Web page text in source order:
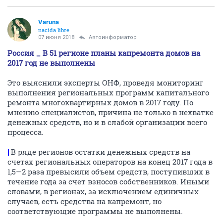
Varuna
nacida libre
07 июня 2018 Автоинформатор
Россия _ В 51 регионе планы капремонта домов на
2017 год не выполнены
Это выяснили эксперты ОНФ, проведя мониторинг
выполнения региональных программ капитального
ремонта многоквартирных домов в 2017 году. По
мнению специалистов, причина не только в нехватке
денежных средств, но и в слабой организации всего
процесса.
| В ряде регионов остатки денежных средств на
счетах региональных операторов на конец 2017 года в
1,5—2 раза превысили объем средств, поступивших в
течение года за счет взносов собственников. Иными
словами, в регионах, за исключением единичных
случаев, есть средства на капремонт, но
соответствующие программы не выполнены.